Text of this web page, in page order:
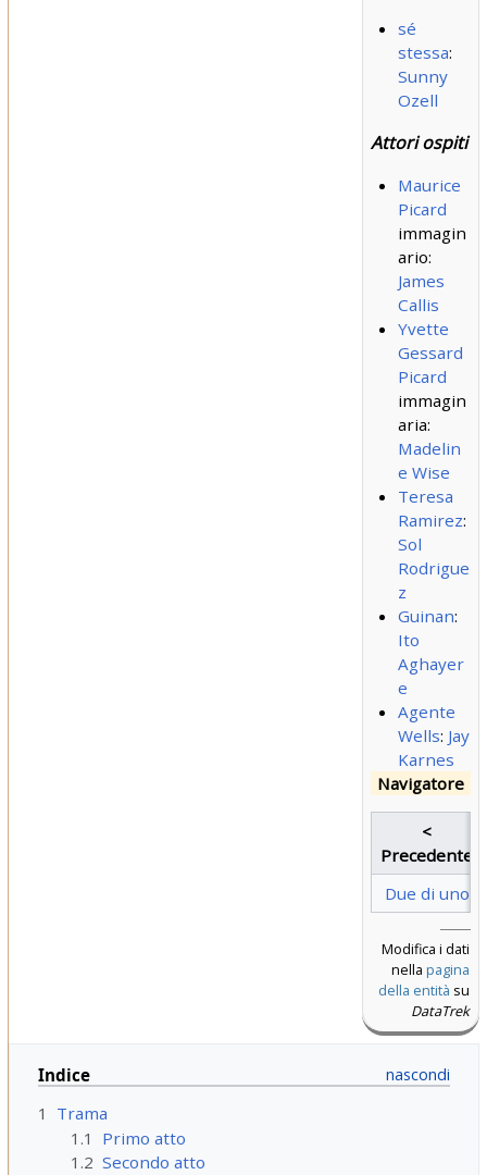
sé
stessa:
Sunny
Ozell
Attori ospiti
Maurice
Picard
immagin
ario:
James
Callis
Yvette
Gessard
Picard
immagin
aria:
Madelin
e Wise
Teresa
Ramirez:
Sol
Rodrigue
z
Guinan:
Ito
Aghayer
e
Agente
Wells: Jay
Karnes
Navigatore
<
Precedente
Due di uno
Modifica i dati
nella pagina
della entità su
DataTrek
Indice
1
Trama
1.1
Primo atto
1.2 Secondo atto